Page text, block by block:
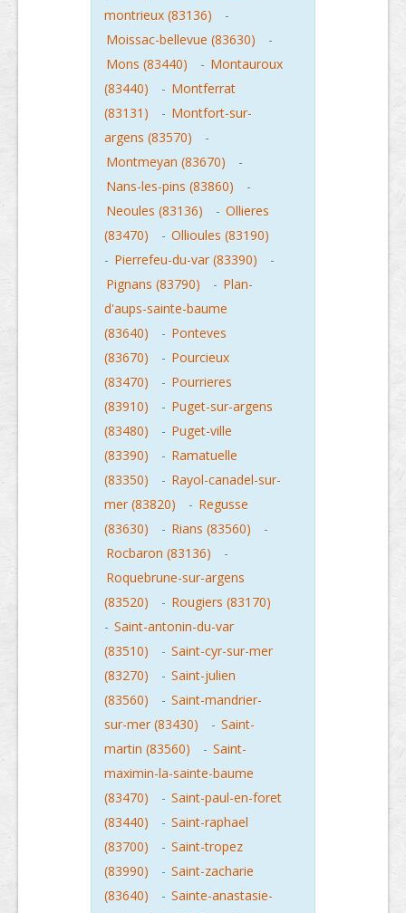
montrieux (83136)
-
Moissac-bellevue (83630)
-
Mons (83440)
- Montauroux
(83440)
- Montferrat
(83131)
- Montfort-sur-
argens (83570)
-
Montmeyan (83670)
-
Nans-les-pins (83860)
-
Neoules (83136)
- Ollieres
(83470)
- Ollioules (83190)
- Pierrefeu-du-var (83390)
-
Pignans (83790)
- Plan-
d'aups-sainte-baume
(83640)
- Ponteves
(83670)
- Pourcieux
(83470)
- Pourrieres
(83910)
- Puget-sur-argens
(83480)
- Puget-ville
(83390)
- Ramatuelle
(83350)
- Rayol-canadel-sur-
mer (83820)
- Regusse
(83630)
- Rians (83560)
-
Rocbaron (83136)
-
Roquebrune-sur-argens
(83520)
- Rougiers (83170)
- Saint-antonin-du-var
(83510)
- Saint-cyr-sur-mer
(83270)
- Saint-julien
(83560)
- Saint-mandrier-
sur-mer (83430)
- Saint-
martin (83560)
- Saint-
maximin-la-sainte-baume
(83470)
- Saint-paul-en-foret
(83440)
- Saint-raphael
(83700)
- Saint-tropez
(83990)
- Saint-zacharie
(83640)
- Sainte-anastasie-